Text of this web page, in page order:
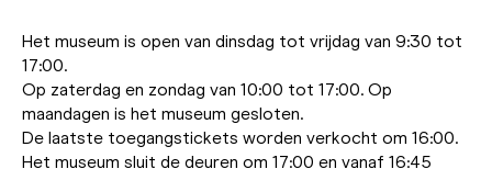
Het museum is open van dinsdag tot vrijdag van 9:30 tot
17:00.
Op zaterdag en zondag van 10:00 tot 17:00. Op
maandagen is het museum gesloten.
De laatste toegangstickets worden verkocht om 16:00.
Het museum sluit de deuren om 17:00 en vanaf 16:45